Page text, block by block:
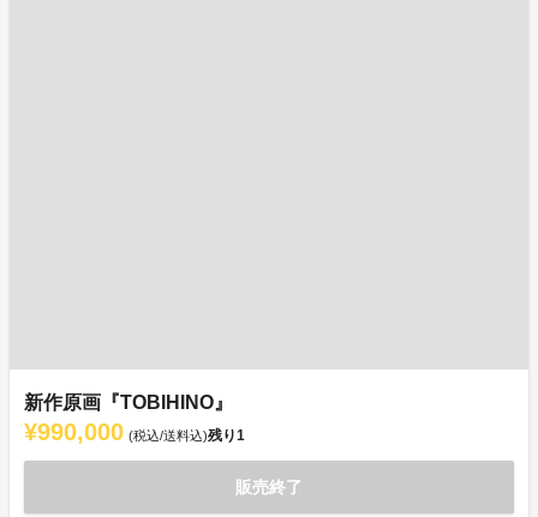
新作原画『TOBIHINO』
¥990,000 (税込/送料込)残り1
販売終了